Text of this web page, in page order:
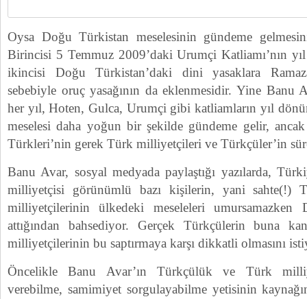
Oysa Doğu Türkistan meselesinin gündeme
Birincisi 5 Temmuz 2009’daki Urumçi Katliamı’nın yıl
ikincisi Doğu Türkistan’daki dini yasaklara
sebebiyle oruç yasağının da eklenmesidir. Yine Banu
her yıl, Hoten, Gulca, Urumçi gibi katliamların yıl
meselesi daha yoğun bir şekilde gündeme gelir,
Türkleri’nin gerek Türk milliyetçileri ve Türkçüler’in
Banu Avar, sosyal medyada paylaştığı yazılarda,
milliyetçisi görünümlü bazı kişilerin, yani sahte(!)
milliyetçilerinin ülkedeki meseleleri umursamazken
attığından bahsediyor. Gerçek Türkçülerin buna
milliyetçilerinin bu saptırmaya karşı dikkatli olmasını
Öncelikle Banu Avar’ın Türkçülük ve Türk
verebilme, samimiyet sorgulayabilme yetisinin